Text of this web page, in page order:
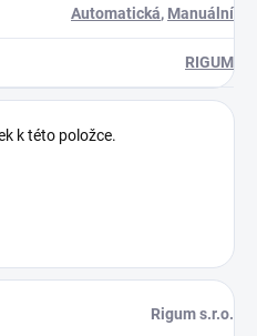
Automatická, Manuální
RIGUM
k této položce.
Rigum s.r.o.